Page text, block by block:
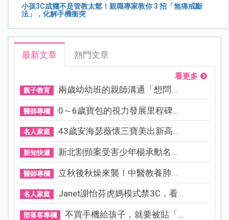
小孩3C成癮不是管教太鬆！親職專家教你 3 招「無痛戒斷
法」，化解手機衝突
最新文章 熱門文章
看更多
親子教育 兩歲幼幼班的親師溝通「想問...
醫師專欄 0～6歲寶包的視力發展里程碑...
名人家庭 43歲安海瑟薇懷三寶美出新高...
新知快遞 新北割頸案受害少年楊承勳名...
醫師專欄 立秋後秋燥來襲！中醫教養肺...
名人家庭 Janet謝怡芬虎媽模式禁3C，看...
部落客專欄 不買手機給孩子，就要被貼「...